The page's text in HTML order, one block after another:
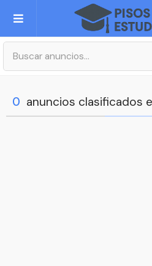
Publica tu Anuncio
0 anuncios clasificados